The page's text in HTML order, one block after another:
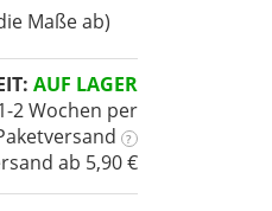
Maße ab)
AUF LAGER
2 Wochen per
?
ab 5,90 €